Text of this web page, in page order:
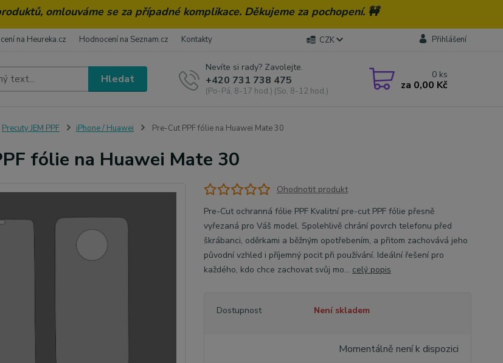
omlouváme se za případné komplikace. Děkujeme za pochopení. 🚧
na Heureka.cz Hodnocení na Seznam.cz Kontakty CZK Přihlášení
Hledat
Nevíte si rady? Zavolejte.
+420 731 738 475
(Po-Pá, 8-17 hod.) (So, 8-12 hod.)
0 ks
za 0,00 Kč
Precuty JEM PPF iPhone / Huawei Pre-Cut PPF fólie na Huawei Mate 30
fólie na Huawei Mate 30
Ohodnotit produkt
Pre-Cut ochranná fólie PPF Kvalitní pre-cut PPF fólie přesně
vyřezaná pro Váš model. Spolehlivě chrání povrch telefonu před
škrábanci, oděrkami a běžným opotřebením, a přitom zachovává jeho
původní vzhled i příjemný pocit při používání. Ideální řešení pro
každého, kdo chce zachovat svůj mo... celý popis
Dostupnost Není skladem
Momentálně není k dispozici